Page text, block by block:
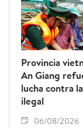
Provincia
An Giang
lucha contra
ilegal
06/08/2026